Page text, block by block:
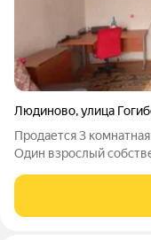
Людиново,улица
Продается 3
Один взрослый